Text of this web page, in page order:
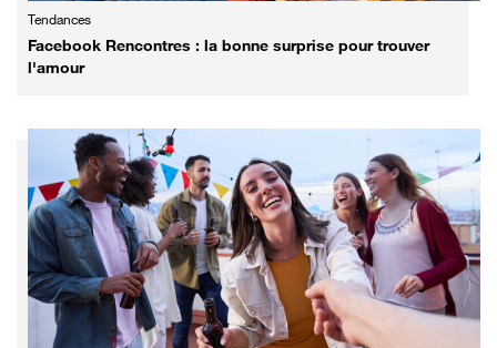
Tendances
Facebook Rencontres : la bonne surprise pour trouver
l'amour